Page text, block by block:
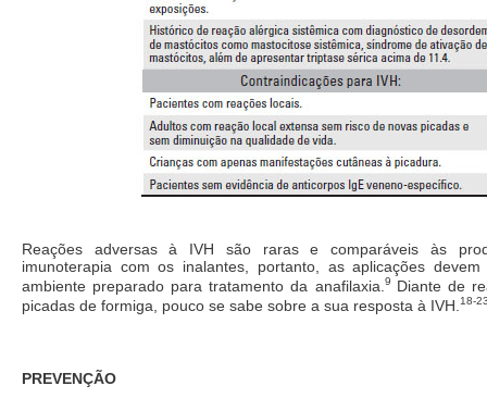
Reações adversas à IVH são raras e comparáveis às
imunoterapia com os inalantes, portanto, as aplicações
ambiente preparado para tratamento da anafilaxia. 9
Diante de
picadas de formiga, pouco se sabe sobre a sua resposta à IVH. 18-
PREVENÇÃO